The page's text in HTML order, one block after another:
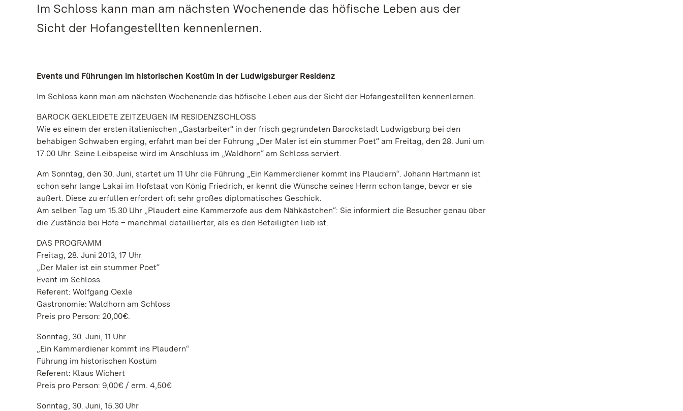
Im Schloss kann man am nächsten Wochenende das höfische Leben aus der
Sicht der Hofangestellten kennenlernen.
Events und Führungen im historischen Kostüm in der Ludwigsburger Residenz
Im Schloss kann man am nächsten Wochenende das höfische Leben aus der Sicht der Hofangestellten kennenlernen.
BAROCK GEKLEIDETE ZEITZEUGEN IM RESIDENZSCHLOSS
Wie es einem der ersten italienischen „Gastarbeiter“ in der frisch gegründeten Barockstadt Ludwigsburg bei den
behäbigen Schwaben erging, erfährt man bei der Führung „Der Maler ist ein stummer Poet“ am Freitag, den 28. Juni um
17.00 Uhr. Seine Leibspeise wird im Anschluss im „Waldhorn“ am Schloss serviert.
Am Sonntag, den 30. Juni, startet um 11 Uhr die Führung „Ein Kammerdiener kommt ins Plaudern“. Johann Hartmann ist
schon sehr lange Lakai im Hofstaat von König Friedrich, er kennt die Wünsche seines Herrn schon lange, bevor er sie
äußert. Diese zu erfüllen erfordert oft sehr großes diplomatisches Geschick.
Am selben Tag um 15.30 Uhr „Plaudert eine Kammerzofe aus dem Nähkästchen“: Sie informiert die Besucher genau über
die Zustände bei Hofe – manchmal detaillierter, als es den Beteiligten lieb ist.
DAS PROGRAMM
Freitag, 28. Juni 2013, 17 Uhr
„Der Maler ist ein stummer Poet“
Event im Schloss
Referent: Wolfgang Oexle
Gastronomie: Waldhorn am Schloss
Preis pro Person: 20,00€.
Sonntag, 30. Juni, 11 Uhr
„Ein Kammerdiener kommt ins Plaudern“
Führung im historischen Kostüm
Referent: Klaus Wichert
Preis pro Person: 9,00€ / erm. 4,50€
Sonntag, 30. Juni, 15.30 Uhr